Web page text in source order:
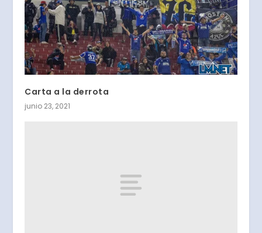
Carta a la derrota
junio 23, 2021